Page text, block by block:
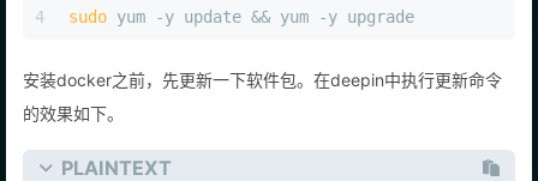
4
sudo yum -y update && yum -y upgrade
安装docker之前，先更新一下软件包。在deepin中执行更新命令
的效果如下。
PLAINTEXT